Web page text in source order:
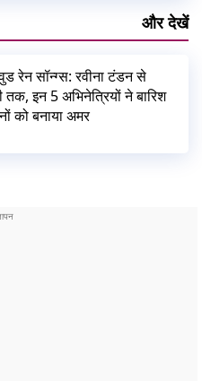
और देखें
रेन सॉन्ग्स: रवीना टंडन से
तक, इन 5 अभिनेत्रियों ने बारिश
को बनाया अमर